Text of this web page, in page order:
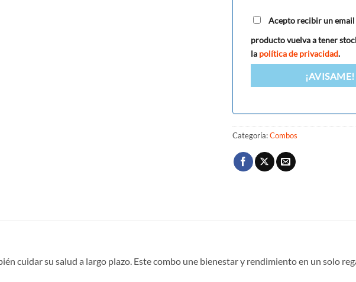
Acepto recibir un email
producto vuelva a tener
la política de privacidad.
¡AVISAME!
Categoría:Combos
cuidar su salud a largo plazo. Este combo une bienestar y rendimiento en un solo